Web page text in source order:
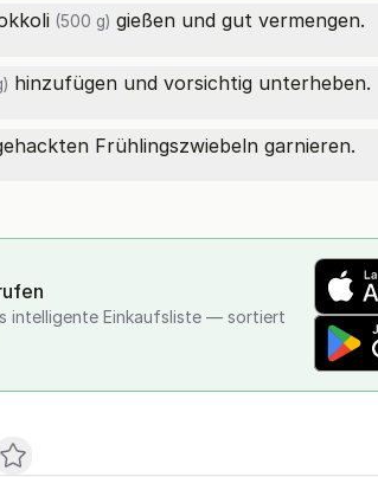
(500 g) gießen und gut vermengen.
hinzufügen und vorsichtig unterheben.
Frühlingszwiebeln garnieren.
intelligente Einkaufsliste — sortiert